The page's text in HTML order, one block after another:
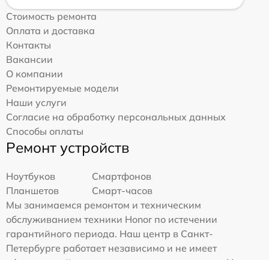
Стоимость ремонта
Оплата и доставка
Контакты
Вакансии
О компании
Ремонтируемые модели
Наши услуги
Согласие на обработку персональных данных
Способы оплаты
Ремонт устройств
Ноутбуков
Смартфонов
Планшетов
Смарт-часов
Мы занимаемся ремонтом и техническим
обслуживанием техники Honor по истечении
гарантийного периода. Наш центр в Санкт-
Петербурге работает независимо и не имеет